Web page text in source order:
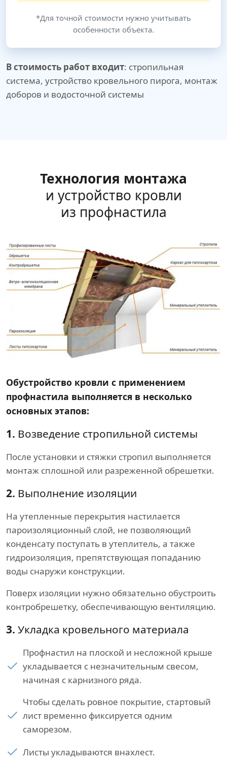
*Для точной стоимости нужно учитывать
особенности объекта.
В стоимость работ входит: стропильная
система, устройство кровельного пирога, монтаж
доборов и водосточной системы
Технология монтажа
и устройство кровли
из профнастила
Обустройство кровли с применением
профнастила выполняется в несколько
основных этапов:
1. Возведение стропильной системы
После установки и стяжки стропил выполняется
монтаж сплошной или разреженной обрешетки.
2. Выполнение изоляции
На утепленные перекрытия настилается
пароизоляционный слой, не позволяющий
конденсату поступать в утеплитель, а также
гидроизоляция, препятствующая попаданию
воды снаружи конструкции.
Поверх изоляции нужно обязательно обустроить
контробрешетку, обеспечивающую вентиляцию.
3. Укладка кровельного материала
Профнастил на плоской и несложной крыше
укладывается с незначительным свесом,
начиная с карнизного ряда.
Чтобы сделать ровное покрытие, стартовый
лист временно фиксируется одним
саморезом.
Листы укладываются внахлест.